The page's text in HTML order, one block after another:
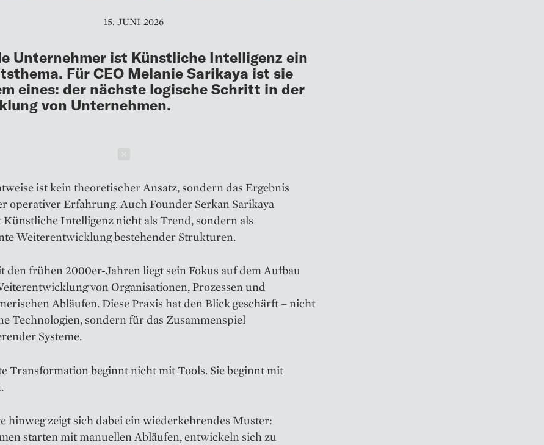
15. JUNI 2026
Unternehmer ist Künstliche Intelligenz ein
Für CEO Melanie Sarikaya ist sie
eines: der nächste logische Schritt in der
von Unternehmen.
ist kein theoretischer Ansatz, sondern das Ergebnis
operativer Erfahrung. Auch Founder Serkan Sarikaya
Künstliche Intelligenz nicht als Trend, sondern als
Weiterentwicklung bestehender Strukturen.
den frühen 2000er-Jahren liegt sein Fokus auf dem Aufbau
von Organisationen, Prozessen und
Abläufen. Diese Praxis hat den Blick geschärft – nicht
Technologien, sondern für das Zusammenspiel
Systeme.
Transformation beginnt nicht mit Tools. Sie beginnt mit
hinweg zeigt sich dabei ein wiederkehrendes Muster:
starten mit manuellen Abläufen, entwickeln sich zu